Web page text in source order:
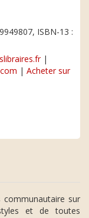
ISBN-13 :
|
| Acheter sur
communautaire sur
et de toutes